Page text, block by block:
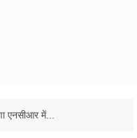
एनसीआर में...